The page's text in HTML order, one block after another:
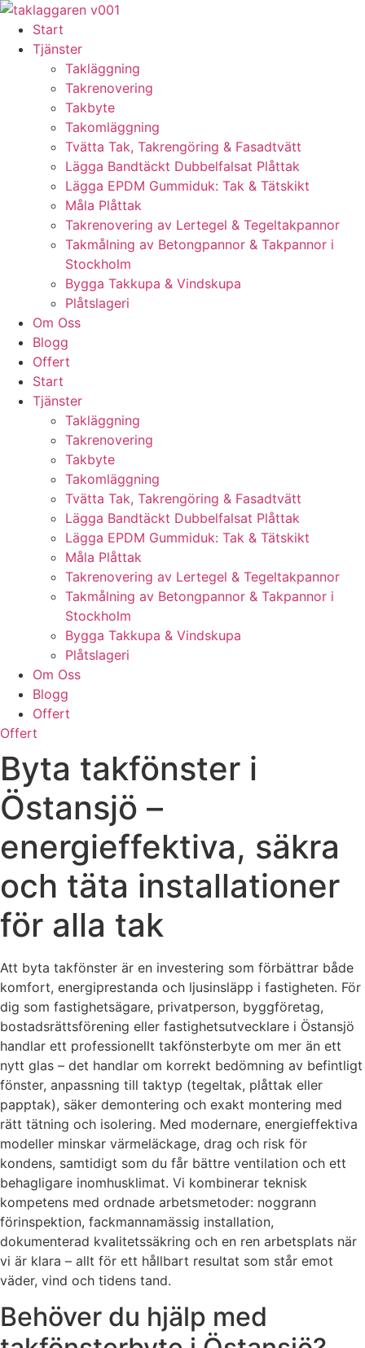
Skip
content
Start
Tjänster
Takläggning
Takrenovering
Takbyte
Takomläggning
Tvätta Tak, Takrengöring & Fasadtvätt
Lägga Bandtäckt Dubbelfalsat Plåttak
Lägga EPDM Gummiduk: Tak & Tätskikt
Måla Plåttak
Takrenovering av Lertegel & Tegeltakpannor
Takmålning av Betongpannor & Takpannor i
Stockholm
Bygga Takkupa & Vindskupa
Plåtslageri
Om Oss
Blogg
Offert
Start
Tjänster
Takläggning
Takrenovering
Takbyte
Takomläggning
Tvätta Tak, Takrengöring & Fasadtvätt
Lägga Bandtäckt Dubbelfalsat Plåttak
Lägga EPDM Gummiduk: Tak & Tätskikt
Måla Plåttak
Takrenovering av Lertegel & Tegeltakpannor
Takmålning av Betongpannor & Takpannor i
Stockholm
Bygga Takkupa & Vindskupa
Plåtslageri
Om Oss
Blogg
Offert
Offert
Byta takfönster i
Östansjö –
energieffektiva, säkra
och täta installationer
för alla tak
Att byta takfönster är en investering som förbättrar både
komfort, energiprestanda och ljusinsläpp i fastigheten. För
dig som fastighetsägare, privatperson, byggföretag,
bostadsrättsförening eller fastighetsutvecklare i Östansjö
handlar ett professionellt takfönsterbyte om mer än ett
nytt glas – det handlar om korrekt bedömning av befintligt
fönster, anpassning till taktyp (tegeltak, plåttak eller
papptak), säker demontering och exakt montering med
rätt tätning och isolering. Med modernare, energieffektiva
modeller minskar värmeläckage, drag och risk för
kondens, samtidigt som du får bättre ventilation och ett
behagligare inomhusklimat. Vi kombinerar teknisk
kompetens med ordnade arbetsmetoder: noggrann
förinspektion, fackmannamässig installation,
dokumenterad kvalitetssäkring och en ren arbetsplats när
vi är klara – allt för ett hållbart resultat som står emot
väder, vind och tidens tand.
Behöver du hjälp med